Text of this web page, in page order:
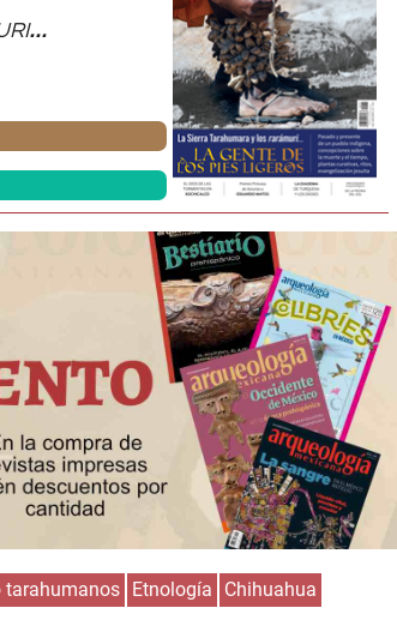
tarahumanos Etnología
Chihuahua